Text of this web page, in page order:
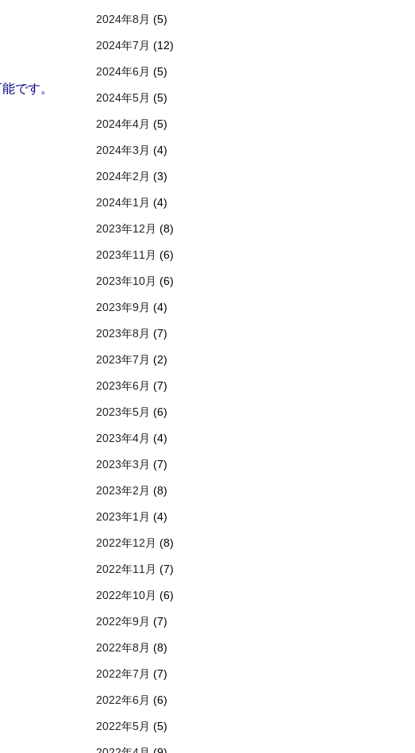
です。
2024年8月 (5)
2024年7月 (12)
2024年6月 (5)
2024年5月 (5)
2024年4月 (5)
2024年3月 (4)
2024年2月 (3)
2024年1月 (4)
2023年12月 (8)
2023年11月 (6)
2023年10月 (6)
2023年9月 (4)
2023年8月 (7)
2023年7月 (2)
2023年6月 (7)
2023年5月 (6)
2023年4月 (4)
2023年3月 (7)
2023年2月 (8)
2023年1月 (4)
2022年12月 (8)
2022年11月 (7)
2022年10月 (6)
2022年9月 (7)
2022年8月 (8)
2022年7月 (7)
2022年6月 (6)
2022年5月 (5)